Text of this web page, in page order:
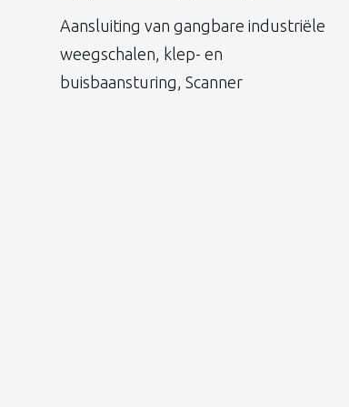
Aansluiting van gangbare industriële
weegschalen, klep- en
buisbaansturing, Scanner